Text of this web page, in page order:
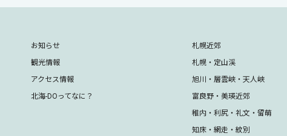
お知らせ
観光情報
アクセス情報
北海-DOってなに？
札幌近郊
札幌・定山渓
旭川・層雲峡・天人峡
富良野・美瑛近郊
稚内・利尻・礼文・留萌
知床・網走・紋別